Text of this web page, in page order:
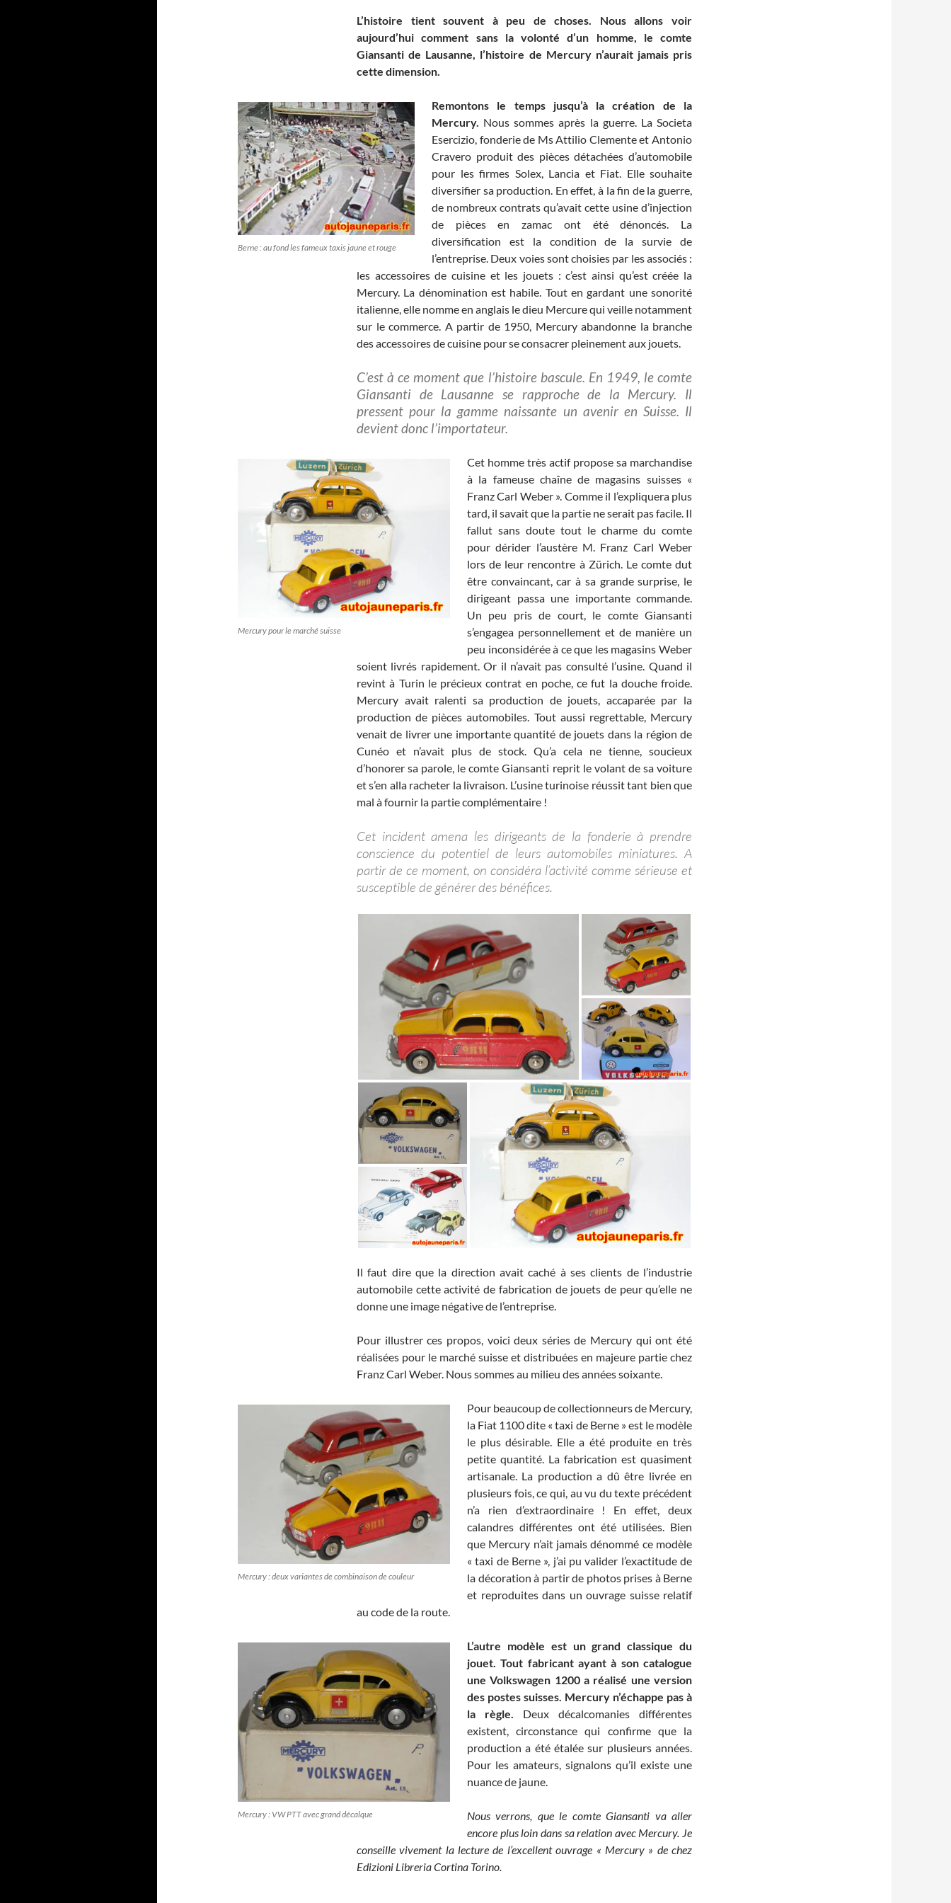
L’histoire tient souvent à peu de choses. Nous allons voir
aujourd’hui comment sans la volonté d’un homme, le comte
Giansanti de Lausanne, l’histoire de Mercury n’aurait jamais pris
cette dimension.
Berne : au fond les fameux taxis jaune et rouge
Remontons le temps jusqu’à la création de la
Mercury. Nous sommes après la guerre. La Societa
Esercizio, fonderie de Ms Attilio Clemente et Antonio
Cravero produit des pièces détachées d’automobile
pour les firmes Solex, Lancia et Fiat. Elle souhaite
diversifier sa production. En effet, à la fin de la guerre,
de nombreux contrats qu’avait cette usine d’injection
de pièces en zamac ont été dénoncés. La
diversification est la condition de la survie de
l’entreprise. Deux voies sont choisies par les associés :
les accessoires de cuisine et les jouets : c’est ainsi qu’est créée la
Mercury. La dénomination est habile. Tout en gardant une sonorité
italienne, elle nomme en anglais le dieu Mercure qui veille notamment
sur le commerce. A partir de 1950, Mercury abandonne la branche
des accessoires de cuisine pour se consacrer pleinement aux jouets.
C’est à ce moment que l’histoire bascule. En 1949, le comte
Giansanti de Lausanne se rapproche de la Mercury. Il
pressent pour la gamme naissante un avenir en Suisse. Il
devient donc l’importateur.
Mercury pour le marché suisse
Cet homme très actif propose sa marchandise
à la fameuse chaîne de magasins suisses «
Franz Carl Weber ». Comme il l’expliquera plus
tard, il savait que la partie ne serait pas facile. Il
fallut sans doute tout le charme du comte
pour dérider l’austère M. Franz Carl Weber
lors de leur rencontre à Zürich. Le comte dut
être convaincant, car à sa grande surprise, le
dirigeant passa une importante commande.
Un peu pris de court, le comte Giansanti
s’engagea personnellement et de manière un
peu inconsidérée à ce que les magasins Weber
soient livrés rapidement. Or il n’avait pas consulté l’usine. Quand il
revint à Turin le précieux contrat en poche, ce fut la douche froide.
Mercury avait ralenti sa production de jouets, accaparée par la
production de pièces automobiles. Tout aussi regrettable, Mercury
venait de livrer une importante quantité de jouets dans la région de
Cunéo et n’avait plus de stock. Qu’a cela ne tienne, soucieux
d’honorer sa parole, le comte Giansanti reprit le volant de sa voiture
et s’en alla racheter la livraison. L’usine turinoise réussit tant bien que
mal à fournir la partie complémentaire !
Cet incident amena les dirigeants de la fonderie à prendre
conscience du potentiel de leurs automobiles miniatures. A
partir de ce moment, on considéra l’activité comme sérieuse et
susceptible de générer des bénéfices.
Il faut dire que la direction avait caché à ses clients de l’industrie
automobile cette activité de fabrication de jouets de peur qu’elle ne
donne une image négative de l’entreprise.
Pour illustrer ces propos, voici deux séries de Mercury qui ont été
réalisées pour le marché suisse et distribuées en majeure partie chez
Franz Carl Weber. Nous sommes au milieu des années soixante.
Mercury : deux variantes de combinaison de couleur
Pour beaucoup de collectionneurs de Mercury,
la Fiat 1100 dite « taxi de Berne » est le modèle
le plus désirable. Elle a été produite en très
petite quantité. La fabrication est quasiment
artisanale. La production a dû être livrée en
plusieurs fois, ce qui, au vu du texte précédent
n’a rien d’extraordinaire ! En effet, deux
calandres différentes ont été utilisées. Bien
que Mercury n’ait jamais dénommé ce modèle
« taxi de Berne », j’ai pu valider l’exactitude de
la décoration à partir de photos prises à Berne
et reproduites dans un ouvrage suisse relatif
au code de la route.
Mercury : VW PTT avec grand décalque
L’autre modèle est un grand classique du
jouet. Tout fabricant ayant à son catalogue
une Volkswagen 1200 a réalisé une version
des postes suisses. Mercury n’échappe pas à
la règle. Deux décalcomanies différentes
existent, circonstance qui confirme que la
production a été étalée sur plusieurs années.
Pour les amateurs, signalons qu’il existe une
nuance de jaune.
Nous verrons, que le comte Giansanti va aller
encore plus loin dans sa relation avec Mercury. Je
conseille vivement la lecture de l’excellent ouvrage « Mercury » de chez
Edizioni Libreria Cortina Torino.